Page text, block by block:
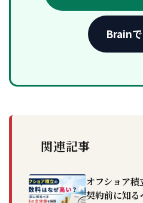
Brain
関連記事
オフショア積
契約前に知